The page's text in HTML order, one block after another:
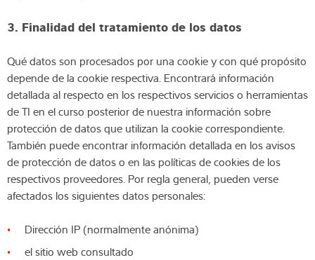
3. Finalidad del tratamiento de los datos
Qué datos son procesados por una cookie y con qué propósito
depende de la cookie respectiva. Encontrará información
detallada al respecto en los respectivos servicios o herramientas
de TI en el curso posterior de nuestra información sobre
protección de datos que utilizan la cookie correspondiente.
También puede encontrar información detallada en los avisos
de protección de datos o en las políticas de cookies de los
respectivos proveedores. Por regla general, pueden verse
afectados los siguientes datos personales:
Dirección IP (normalmente anónima)
el sitio web consultado